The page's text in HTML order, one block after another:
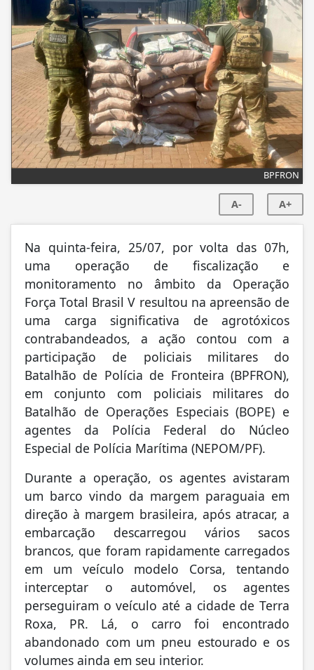
BPFRON
A- A+
Na quinta-feira, 25/07, por volta das 07h,
uma operação de fiscalização e
monitoramento no âmbito da Operação
Força Total Brasil V resultou na apreensão de
uma carga significativa de agrotóxicos
contrabandeados, a ação contou com a
participação de policiais militares do
Batalhão de Polícia de Fronteira (BPFRON),
em conjunto com policiais militares do
Batalhão de Operações Especiais (BOPE) e
agentes da Polícia Federal do Núcleo
Especial de Polícia Marítima (NEPOM/PF).
Durante a operação, os agentes avistaram
um barco vindo da margem paraguaia em
direção à margem brasileira, após atracar, a
embarcação descarregou vários sacos
brancos, que foram rapidamente carregados
em um veículo modelo Corsa, tentando
interceptar o automóvel, os agentes
perseguiram o veículo até a cidade de Terra
Roxa, PR. Lá, o carro foi encontrado
abandonado com um pneu estourado e os
volumes ainda em seu interior.